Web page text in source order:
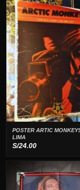
POSTER ARTIC MONKEYS EN
LIMA
S/24.00